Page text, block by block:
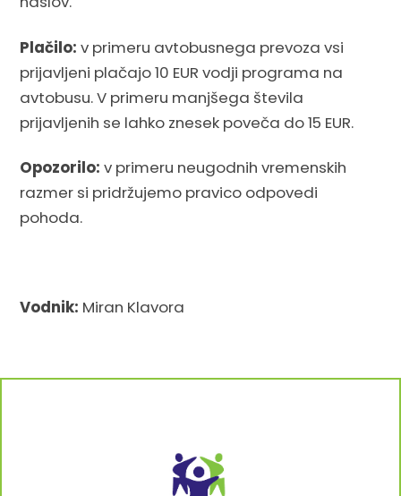
Plačilo:v primeru avtobusnega prevoza vsi
prijavljeni plačajo 10 EUR vodji programa na
avtobusu. V primeru manjšega števila
prijavljenih se lahko znesek poveča do 15 EUR.
Opozorilo: v primeru neugodnih vremenskih
razmer si pridržujemo pravico odpovedi
pohoda.
Vodnik: Miran Klavora